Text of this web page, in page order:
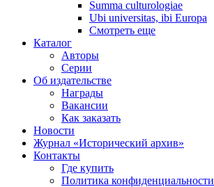
Summa culturologiae
Ubi universitas, ibi Europa
Смотреть еще
Каталог
Авторы
Серии
Об издательстве
Награды
Вакансии
Как заказать
Новости
Журнал «Исторический архив»‎
Контакты
Где купить
Политика конфиденциальности